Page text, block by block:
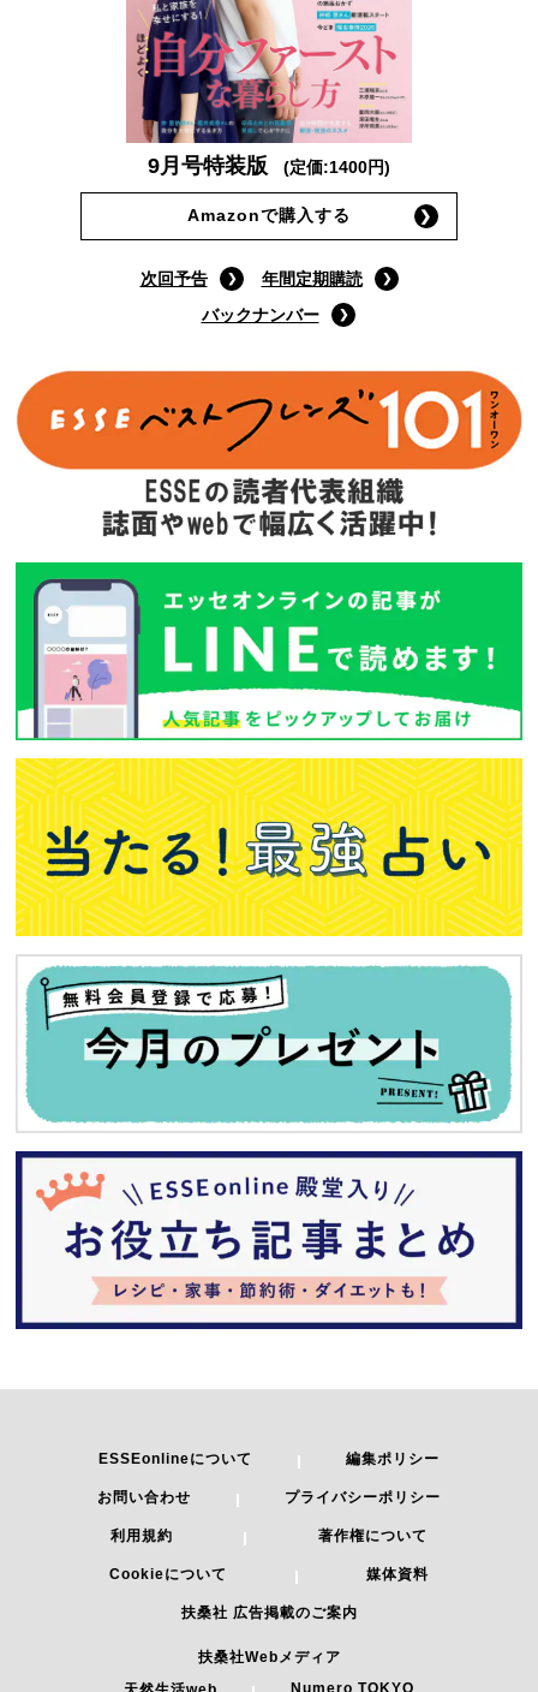
9月号特装版 (定価:1400円)
Amazonで購入する
次回予告
年間定期購読
バックナンバー
ESSEonlineについて 編集ポリシー
お問い合わせ プライバシーポリシー
利用規約 著作権について
Cookieについて 媒体資料
扶桑社 広告掲載のご案内
扶桑社Webメディア
Numero TOKYO